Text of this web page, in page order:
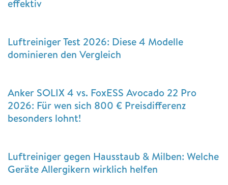
effektiv
Luftreiniger Test 2026: Diese 4 Modelle
dominieren den Vergleich
Anker SOLIX 4 vs. FoxESS Avocado 22 Pro
2026: Für wen sich 800 € Preisdifferenz
besonders lohnt!
Luftreiniger gegen Hausstaub & Milben: Welche
Geräte Allergikern wirklich helfen